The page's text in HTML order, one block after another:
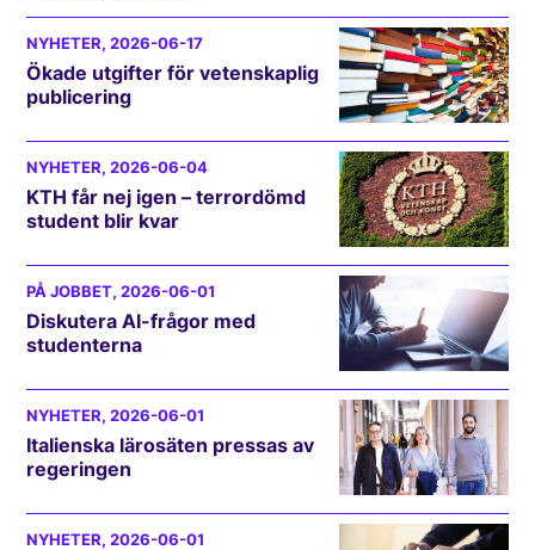
NYHETER, 2026-06-17
Ökade utgifter för vetenskaplig
publicering
NYHETER, 2026-06-04
KTH får nej igen – terrordömd
student blir kvar
PÅ JOBBET, 2026-06-01
Diskutera AI-frågor med
studenterna
NYHETER, 2026-06-01
Italienska lärosäten pressas av
regeringen
NYHETER, 2026-06-01